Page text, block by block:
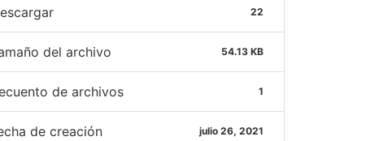
22
del archivo 54.13 KB
de archivos 1
de creación julio 26, 2021